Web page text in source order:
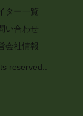
ター一覧
い合わせ
会社情報
reserved..